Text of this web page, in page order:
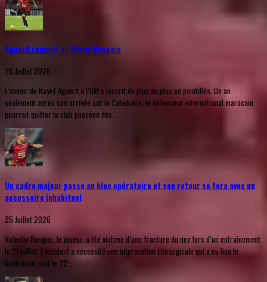
Aguerd renvoyé au Stade Rennais
25 Juillet 2026
L’avenir de Nayef Aguerd à l’OM s’inscrit de plus en plus en pointillés. Un an
seulement après son arrivée sur la Canebière, le défenseur international marocain
pourrait quitter le club phocéen dès...
Un cadre majeur passe au bloc opératoire et son retour se fera avec un
accessoire inhabituel
25 Juillet 2026
Valentin Rongier, le joueur, a été victime d’une fracture du nez lors d’un entraînement
le 21 juillet. L’incident a nécessité une intervention chirurgicale qui a eu lieu le
lendemain, soit le 22...